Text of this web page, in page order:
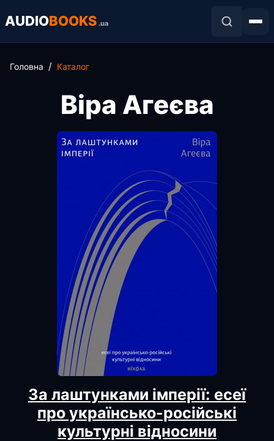
AUDIOBOOKS .ua
Головна Каталог
Віра Агеєва
За лаштунками імперії: есеї
про українсько-російські
культурні відносини